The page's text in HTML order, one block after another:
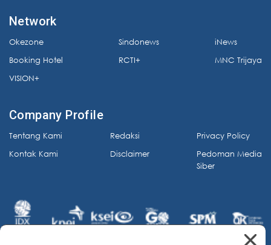
Network
Okezone
Booking Hotel
VISION+
Sindonews
RCTI+
iNews
MNC Trijaya
Company Profile
Tentang Kami
Kontak Kami
Redaksi
Disclaimer
Privacy Policy
Pedoman Media
Siber